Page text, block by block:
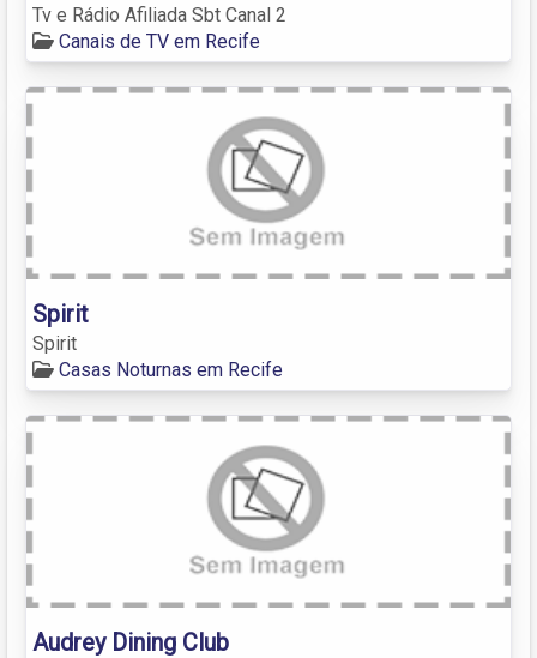
Tv e Rádio Afiliada Sbt Canal 2
Canais de TV em Recife
Spirit
Spirit
Casas Noturnas em Recife
Audrey Dining Club